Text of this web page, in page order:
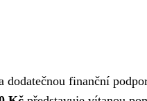
dodatečnou finanční